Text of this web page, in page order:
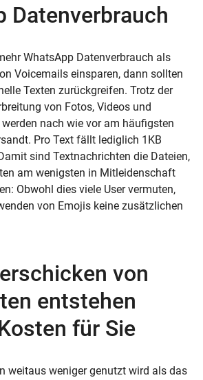
Datenverbrauch
WhatsApp Datenverbrauch als
Voicemails einsparen, dann sollten
Texten zurückgreifen. Trotz der
von Fotos, Videos und
nach wie vor am häufigsten
Pro Text fällt lediglich 1KB
sind Textnachrichten die Dateien,
am wenigsten in Mitleidenschaft
Obwohl dies viele User vermuten,
von Emojis keine zusätzlichen
von
entstehen
für Sie
weitaus weniger genutzt wird als das